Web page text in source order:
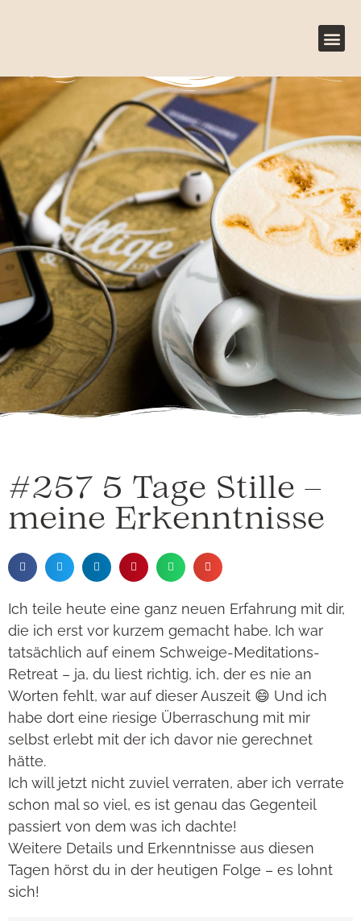
#257 5 Tage Stille –
meine Erkenntnisse
Ich teile heute eine ganz neuen Erfahrung mit dir,
die ich erst vor kurzem gemacht habe. Ich war
tatsächlich auf einem Schweige-Meditations-
Retreat – ja, du liest richtig, ich, der es nie an
Worten fehlt, war auf dieser Auszeit 😄 Und ich
habe dort eine riesige Überraschung mit mir
selbst erlebt mit der ich davor nie gerechnet
hätte.
Ich will jetzt nicht zuviel verraten, aber ich verrate
schon mal so viel, es ist genau das Gegenteil
passiert von dem was ich dachte!
Weitere Details und Erkenntnisse aus diesen
Tagen hörst du in der heutigen Folge – es lohnt
sich!